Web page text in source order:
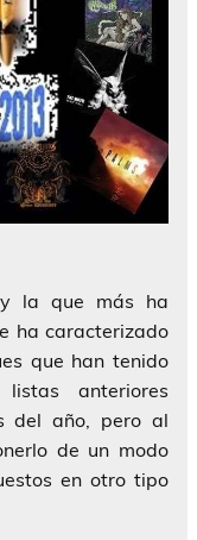
la que más ha
ha caracterizado
que han tenido
anteriores
del año, pero al
de un modo
en otro tipo